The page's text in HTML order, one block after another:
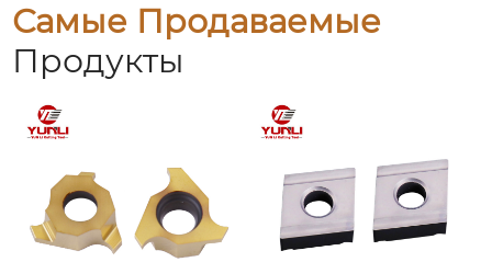
Самые Продаваемые
Продукты